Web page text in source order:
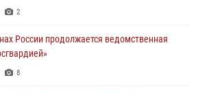
2
России продолжается ведомственная
8